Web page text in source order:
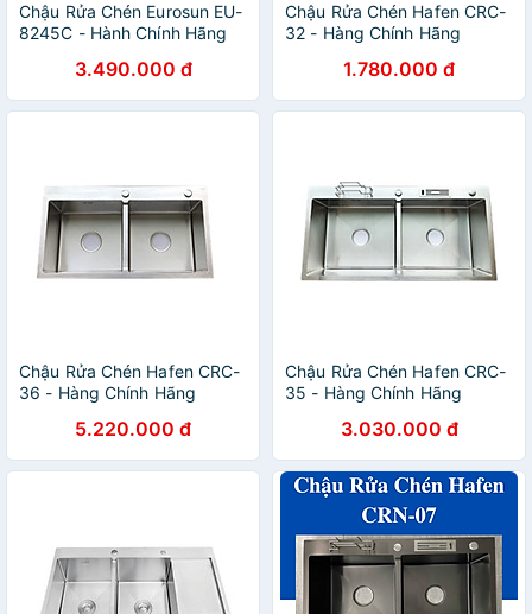
Chậu Rửa Chén Eurosun EU-
8245C - Hành Chính Hãng
3.490.000 đ
Chậu Rửa Chén Hafen CRC-
32 - Hàng Chính Hãng
1.780.000 đ
Chậu Rửa Chén Hafen CRC-
36 - Hàng Chính Hãng
5.220.000 đ
Chậu Rửa Chén Hafen CRC-
35 - Hàng Chính Hãng
3.030.000 đ